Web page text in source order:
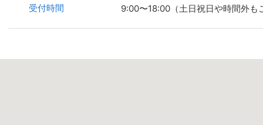
受付時間 9:00〜18:00（土日祝日や時間外も